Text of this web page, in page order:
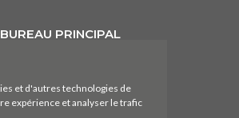
BUREAU PRINCIPAL
6828 Balerna (TI)
Svizzera
et d'autres technologies de
expérience et analyser le trafic